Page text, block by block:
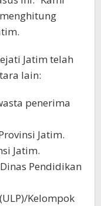
Jatim telah
lain:
penerima
Jatim.
Jatim.
Pendidikan
Kelompok